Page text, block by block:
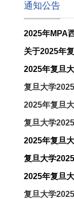
通知公告
2025年MPA
2025年复旦
复旦大学
2025年复旦
复旦大学
2025年复旦
复旦大学
2025年复旦
复旦大学